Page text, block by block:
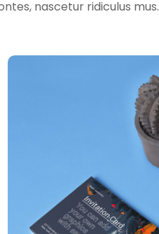
nascetur ridiculus mus.